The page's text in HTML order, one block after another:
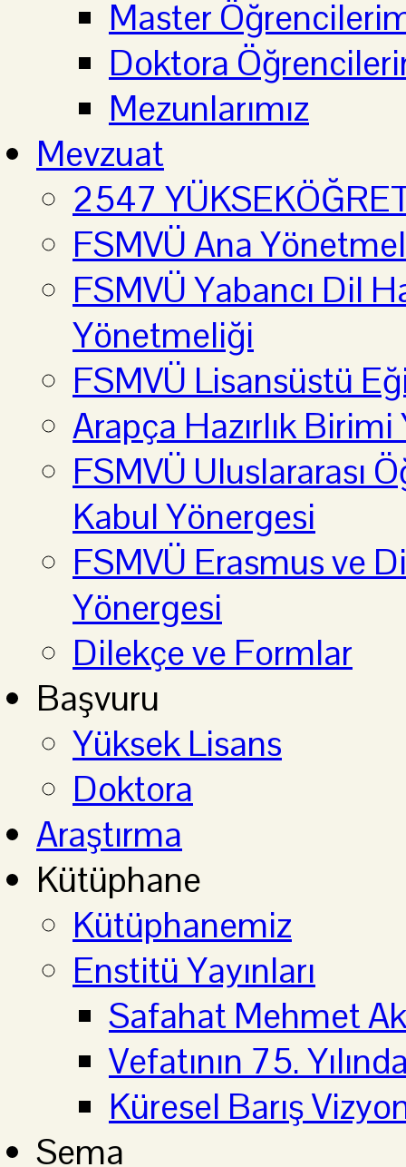
Master
Doktora
Mezunlarımız
Mevzuat
2547
FSMVÜ Ana
FSMVÜ Yabancı Dil
Yönetmeliği
FSMVÜ Lisansüstü
Arapça Hazırlık
FSMVÜ Uluslararası
Kabul Yönergesi
FSMVÜ Erasmus ve
Yönergesi
Dilekçe ve Formlar
Başvuru
Yüksek Lisans
Doktora
Araştırma
Kütüphane
Kütüphanemiz
Enstitü Yayınları
Safahat Mehmet
Vefatının 75.
Küresel Barış
Sema